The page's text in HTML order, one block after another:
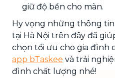
giữ độ bền cho màn.
Hy vọng những thông
tại Hà Nội trên đây đã
chọn tối ưu cho gia đình
app bTaskee và trải
đình chất lượng nhé!